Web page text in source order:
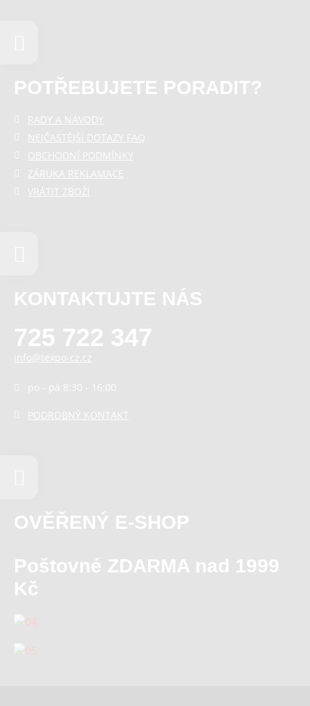
POTŘEBUJETE PORADIT?
RADY A NÁVODY
NEJČASTĚJŠÍ DOTAZY FAQ
OBCHODNÍ PODMÍNKY
ZÁRUKA REKLAMACE
VRÁTIT ZBOŽÍ
KONTAKTUJTE NÁS
725 722 347
info@texpo-cz.cz
po - pá 8:30 - 16:00
PODROBNÝ KONTAKT
OVĚŘENÝ E-SHOP
Poštovné ZDARMA nad 1999
Kč